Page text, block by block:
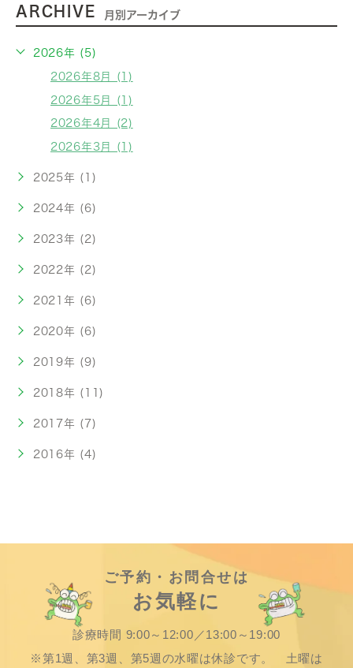
ARCHIVE 月別アーカイブ
2026年 (5)
2026年8月 (1)
2026年5月 (1)
2026年4月 (2)
2026年3月 (1)
2025年 (1)
2024年 (6)
2023年 (2)
2022年 (2)
2021年 (6)
2020年 (6)
2019年 (9)
2018年 (11)
2017年 (7)
2016年 (4)
ご予約・お問合せは
お気軽に
診療時間 9:00～12:00／13:00～19:00
※第1週、第3週、第5週の水曜は休診です。 土曜は